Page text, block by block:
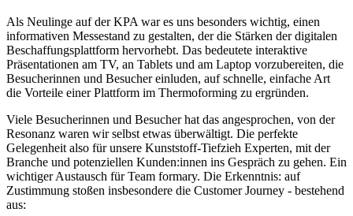
Als Neulinge auf der KPA war es uns besonders wichtig, einen
informativen Messestand zu gestalten, der die Stärken der digitalen
Beschaffungsplattform hervorhebt. Das bedeutete interaktive
Präsentationen am TV, an Tablets und am Laptop vorzubereiten, die
Besucherinnen und Besucher einluden, auf schnelle, einfache Art
die Vorteile einer Plattform im Thermoforming zu ergründen.
Viele Besucherinnen und Besucher hat das angesprochen, von der
Resonanz waren wir selbst etwas überwältigt. Die perfekte
Gelegenheit also für unsere Kunststoff-Tiefzieh Experten, mit der
Branche und potenziellen Kunden:innen ins Gespräch zu gehen. Ein
wichtiger Austausch für Team formary. Die Erkenntnis: auf
Zustimmung stoßen insbesondere die Customer Journey - bestehend
aus: